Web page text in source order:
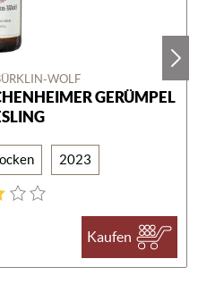
WOLF
GERÜMPEL
2023
Kaufen